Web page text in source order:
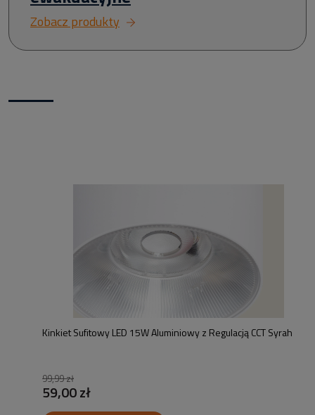
Zobacz produkty
Kinkiet Sufitowy LED 15W Aluminiowy z Regulacją CCT Syrah
99,99 zł
59,00 zł